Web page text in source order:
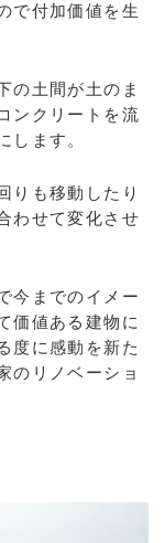
で付加価値を生
の土間が土のま
ンクリートを流
します。
りも移動したり
わせて変化させ
今までのイメー
価値ある建物に
度に感動を新た
のリノベーショ